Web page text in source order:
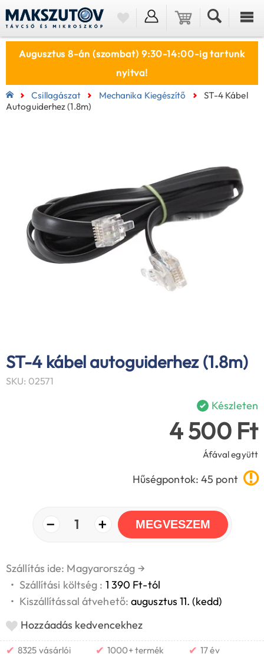
Augusztus 8-án (szombat) 9:30-14:00-ig tartunk
nyitva!
Csillagászat Mechanika Kiegészítő
ST-4 Kábel
Autoguiderhez (1.8m)
ST-4 kábel autoguiderhez (1.8m)
SKU: 02571
Készleten
4 500 Ft
Áfával együtt
Hűségpontok: 45 pont
− 1 + MEGVESZEM
Szállítás ide: Magyarország →
• Szállítási költség : 1 390 Ft-tól
• Kiszállítással átvehető:augusztus 11. (kedd)
Hozzáadás kedvencekhez
✔ 8325 vásárlói
✔ 1000+ termék
✔ 17 év